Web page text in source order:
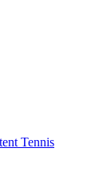
Tennis